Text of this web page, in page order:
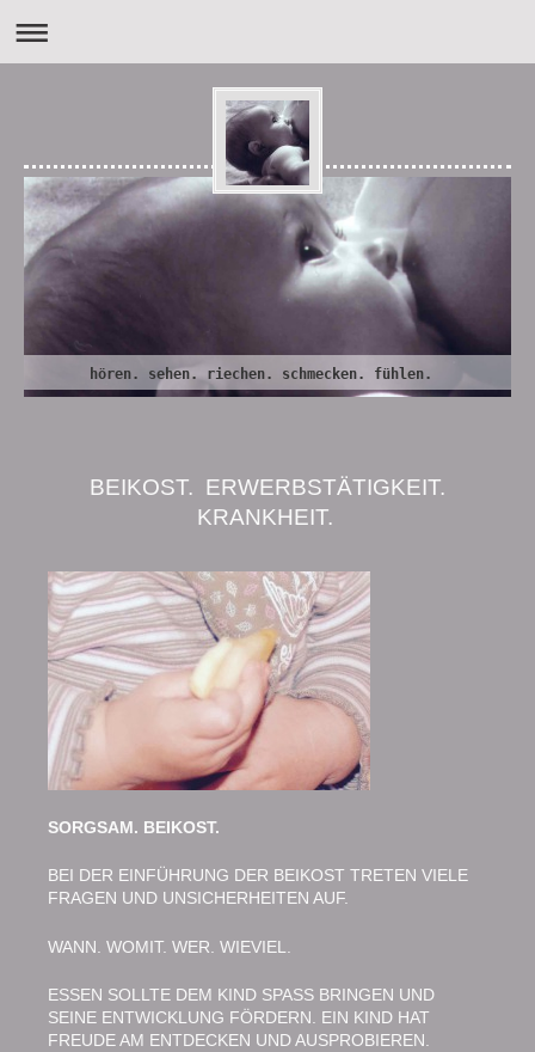
hören. sehen. riechen. schmecken. fühlen.
BEIKOST. ERWERBSTÄTIGKEIT.
KRANKHEIT.
SORGSAM. BEIKOST.
BEI DER EINFÜHRUNG DER BEIKOST TRETEN VIELE
FRAGEN UND UNSICHERHEITEN AUF.
WANN. WOMIT. WER. WIEVIEL.
ESSEN SOLLTE DEM KIND SPASS BRINGEN UND
SEINE ENTWICKLUNG FÖRDERN. EIN KIND HAT
FREUDE AM ENTDECKEN UND AUSPROBIEREN.